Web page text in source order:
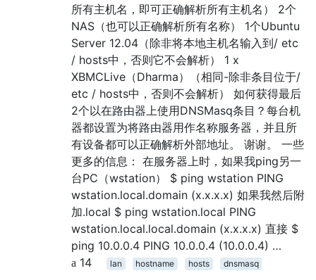
所有主机名，即可正确解析所有主机名） 2个
NAS（也可以正确解析所有名称） 1个Ubuntu
Server 12.04（除非将本地主机名输入到/ etc
/ hosts中，否则它不会解析） 1 x
XBMCLive（Dharma）（相同-除非条目位于/
etc / hosts中，否则不会解析） 如何获得最后
2个以在路由器上使用DNSMasq条目？每台机
器都设置为将路由器用作名称服务器，并且所
有设备都可以正确解析外部地址。 谢谢。 一些
更多的信息： 在服务器上时，如果我ping另一
台PC（wstation） $ ping wstation PING
wstation.local.domain (x.x.x.x) 如果我然后附
加.local $ ping wstation.local PING
wstation.local.local.domain (x.x.x.x) 直接 $
ping 10.0.0.4 PING 10.0.0.4 (10.0.0.4) …
14
lan hostname hosts dnsmasq